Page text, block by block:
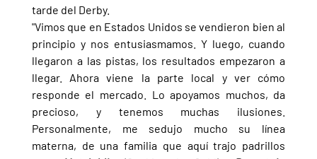
tarde del Derby.
"Vimos que en Estados Unidos se vendieron bien al
principio y nos entusiasmamos. Y luego, cuando
llegaron a las pistas, los resultados empezaron a
llegar. Ahora viene la parte local y ver cómo
responde el mercado. Lo apoyamos muchos, da
precioso, y tenemos muchas ilusiones.
Personalmente, me sedujo mucho su línea
materna, de una familia que aquí trajo padrillos